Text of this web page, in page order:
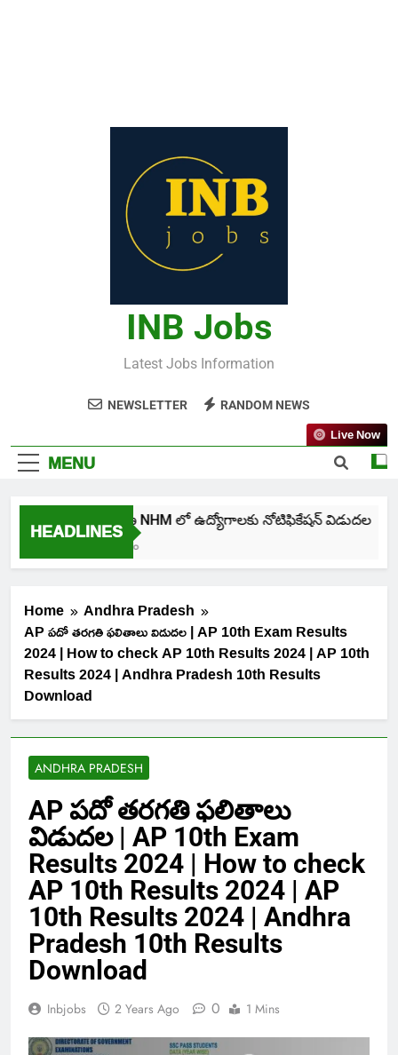
INB Jobs
Latest Jobs Information
NEWSLETTER RANDOM NEWS
MENU
Live Now
HEADLINES
తెలంగాణ NHM లో ఉద్యోగాలకు నోటిఫికేషన్ విడుదల
Home
Andhra Pradesh
AP పదో తరగతి ఫలితాలు విడుదల | AP 10th Exam Results
2024 | How to check AP 10th Results 2024 | AP 10th
Results 2024 | Andhra Pradesh 10th Results
Download
ANDHRA PRADESH
AP పదో తరగతి ఫలితాలు
విడుదల | AP 10th Exam
Results 2024 | How to check
AP 10th Results 2024 | AP
10th Results 2024 | Andhra
Pradesh 10th Results
Download
Inbjobs 2 Years Ago 0 1 Mins